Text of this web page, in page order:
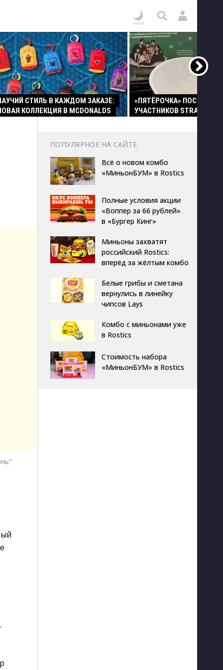
СТИЛЬ В КАЖДОМ ЗАКАЗЕ:
КОЛЛЕКЦИЯ В MCDONALDS
«ПЯТЁРОЧКА» ПОСАДИЛА
УЧАСТНИКОВ STRAY KIDS
ПОПУЛЯРНОЕ НА САЙТЕ
Всё о новом комбо
«МиньонБУМ» в Rostics
Полные условия акции
«Воппер за 66 рублей»
в «Бургер Кинг»
Миньоны захватят
российский Rostics:
вперёд за жёлтым комбо
Белые грибы и сметана
вернулись в линейку
чипсов Lays
Комбо с миньонами уже
в Rostics
Стоимость набора
«МиньонБУМ» в Rostics